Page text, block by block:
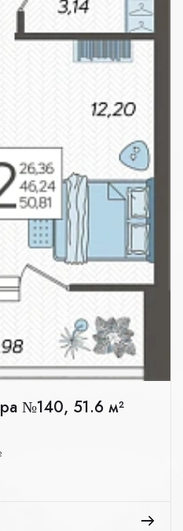
№140, 51.6 м²